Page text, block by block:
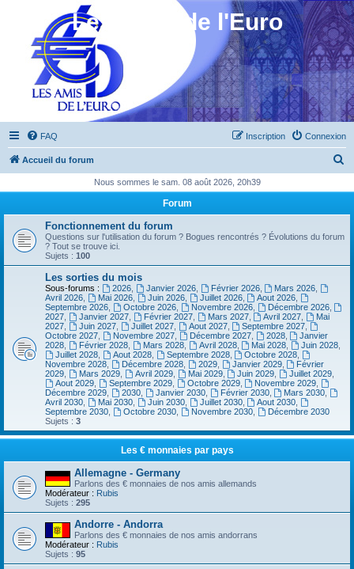
Les Amis de l'Euro
FAQ Connexion
Inscription
Accueil du forum
h
Nous sommes le sam. 08 août 2026, 20h39
Forum
Fonctionnement du forum
Questions sur l'utilisation du forum ? Bogues rencontrés ? Évolutions du forum
? Tout se trouve ici.
Sujets : 100
Les sorties du mois
Sous-forums : 2026, Janvier 2026, Février 2026, Mars 2026
Avril 2026
Mai 2026, Juin 2026, Juillet 2026, Aout 2026
Septembre 2026
Octobre 2026, Novembre 2026, Décembre 2026,
2027
Janvier 2027, Février 2027, Mars 2027, Avril 2027
Mai
2027
Juin 2027, Juillet 2027, Aout 2027, Septembre 2027
Octobre 2027
Novembre 2027, Décembre 2027, 2028,
Janvier
2028
Février 2028, Mars 2028, Avril 2028, Mai 2028 Juin 2028
Juillet 2028, Aout 2028, Septembre 2028, Octobre 2028
Novembre 2028
Décembre 2028, 2029, Janvier 2029,
Février
2029
Mars 2029, Avril 2029, Mai 2029, Juin 2029 Juillet 2029
Aout 2029, Septembre 2029, Octobre 2029, Novembre 2029
Décembre 2029
2030, Janvier 2030, Février 2030, Mars 2030
Avril 2030
Mai 2030, Juin 2030, Juillet 2030, Aout 2030
Septembre 2030
Octobre 2030, Novembre 2030,
Décembre 2030
Sujets : 3
Les € monnaies par pays
Allemagne - Germany
Parlons des € monnaies de nos amis allemands
Modérateur : Rubis
Sujets : 295
Andorre - Andorra
Parlons des € monnaies de nos amis andorrans
Modérateur : Rubis
Sujets : 95